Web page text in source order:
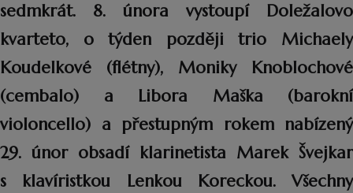
sedmkrát. 8. února vystoupí Doležalovo
kvarteto, o týden později trio Michaely
Koudelkové (flétny), Moniky Knoblochové
(cembalo) a Libora Maška (barokní
violoncello) a přestupným rokem nabízený
29. únor obsadí klarinetista Marek Švejkar
s klavíristkou Lenkou Koreckou. Všechny